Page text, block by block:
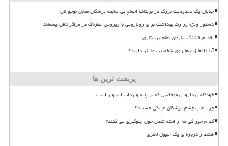
جنجال یک محدودیت بزرگ در بریتانیا اجماع بی سابقه پزشکان مقابل نوجوانان
دستور ویژه وزارت بهداشت برای رویارویی با ویروس خطرناک در مراکز دفن پسماند
اقدام قشنگ سازمان نظام پرستاری
آیا واقعا ژن ها روی شخصیت ما اثر دارند؟
پربحث ترین ها
خودکفایی دارویی موفقیتی که بر پایه واردات استوار است
چرا اغلب چشم پزشکان عینکی هستند؟
کدام خوراکی ها از لخته شدن خون جلوگیری می کنند؟
هشدار درباره ی یک آمپول لاغری